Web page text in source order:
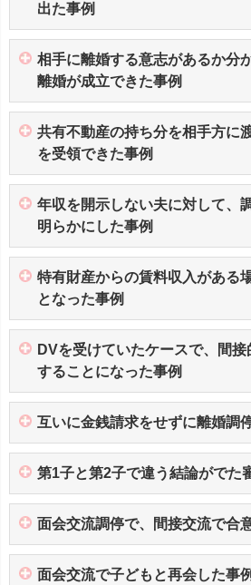
出た事例
相手に離婚する意志があるか分
離婚が成立できた事例
共有不動産の持ち分を相手方に
を受領できた事例
年収を開示しない夫に対して、
明らかにした事例
特有財産からの賃料収入がある
となった事例
DVを受けていたケースで、間
することになった事例
互いに金銭請求をせずに離婚調
第1子と第2子で違う結論がでた
面会交流調停で、間接交流で合
面会交流で子どもと再会した事例